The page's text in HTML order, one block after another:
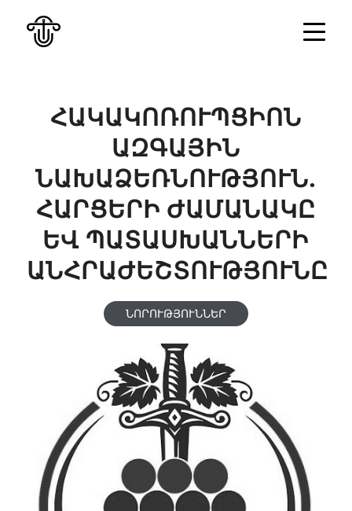
ՀԱԿԱԿՈՌՈՒՊՑԻՈՆ
ԱԶԳԱՅԻՆ
ՆԱԽԱՁԵՌՆՈՒԹՅՈՒՆ.
ՀԱՐՑԵՐԻ ԺԱՄԱՆԱԿԸ
ԵՎ ՊԱՏԱՍԽԱՆՆԵՐԻ
ԱՆՀՐԱԺԵՇՏՈՒԹՅՈՒՆԸ
ՆՈՐՈՒԹՅՈՒՆՆԵՐ